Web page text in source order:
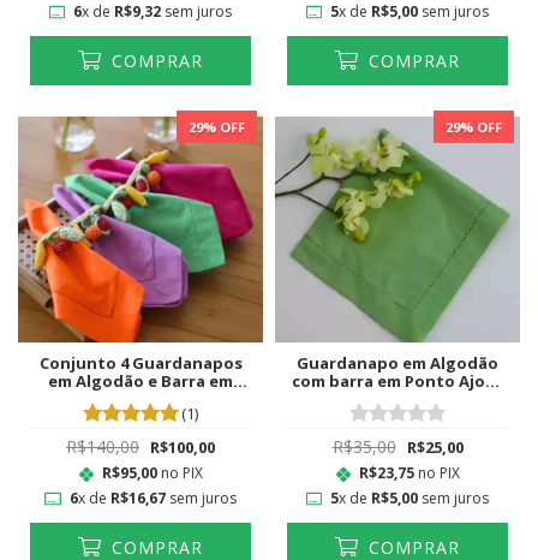
6x de R$9,32 sem juros
COMPRAR
5x de R$5,00 sem juros
COMPRAR
29% OFF
Conjunto 4 Guardanapos
em Algodão e Barra em
Ponto Ajour Colorido
(1)
R$140,00 R$100,00
R$95,00no PIX
6x de R$16,67sem juros
COMPRAR
29% OFF
Guardanapo em Algodão
com barra em Ponto Ajour
Verde Lima
R$35,00 R$25,00
R$23,75no PIX
5x de R$5,00 sem juros
COMPRAR